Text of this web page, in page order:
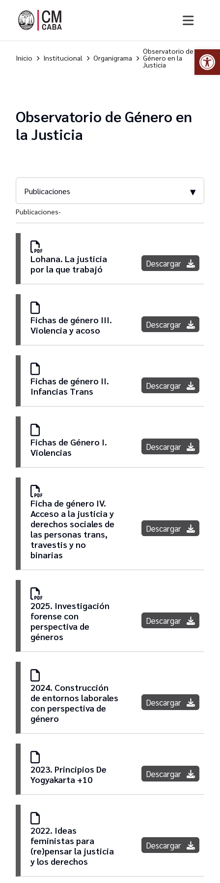
Inicio Institucional Organigrama
Observatorio de
Género en la
Justicia
Observatorio de Género en
la Justicia
Publicaciones ▾
Publicaciones
Informes
Actividades Públicas
Boletines
Publicaciones-
Lohana. La justicia
por la que trabajó
Descargar
Fichas de género III.
Violencia y acoso
Descargar
Fichas de género II.
Infancias Trans
Descargar
Fichas de Género I.
Violencias
Descargar
Ficha de género IV.
Acceso a la justicia y
derechos sociales de
las personas trans,
travestis y no
binarias
Descargar
2025. Investigación
forense con
perspectiva de
géneros
Descargar
2024. Construcción
de entornos laborales
con perspectiva de
género
Descargar
2023. Principios De
Yogyakarta +10
Descargar
2022. Ideas
feministas para
(re)pensar la justicia
y los derechos
Descargar